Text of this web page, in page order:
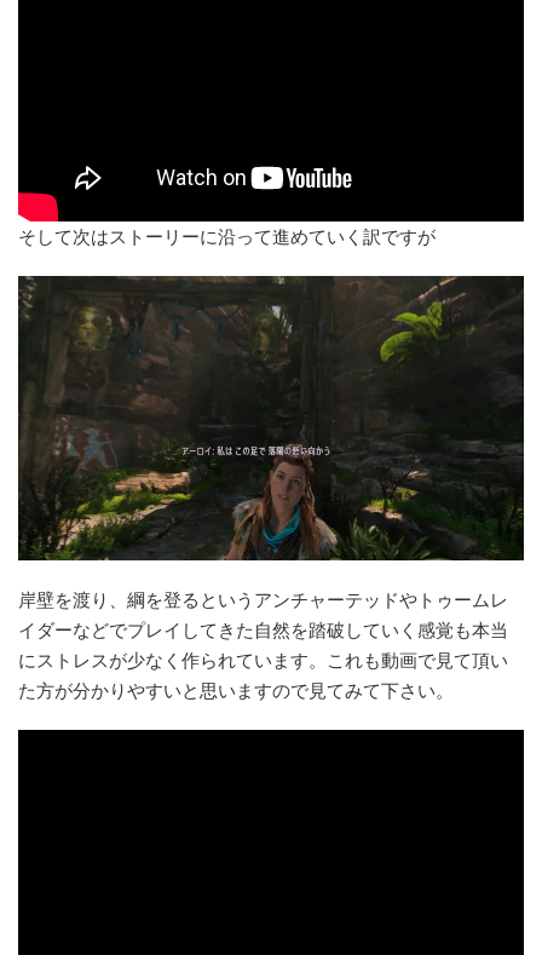
そして次はストーリーに沿って進めていく訳ですが
岸壁を渡り、綱を登るというアンチャーテッドやトゥームレ
イダーなどでプレイしてきた自然を踏破していく感覚も本当
にストレスが少なく作られています。これも動画で見て頂い
た方が分かりやすいと思いますので見てみて下さい。